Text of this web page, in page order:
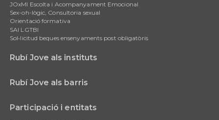
JOxMI Escolta i Acompanyament Emocional
Sex-oh-lògic, Consultoria sexual
Orientació formativa
SAI LGTBI
Sol•licitud beques ensenyaments post obligatòris
Rubí Jove als instituts
Rubí Jove als barris
Participació i entitats